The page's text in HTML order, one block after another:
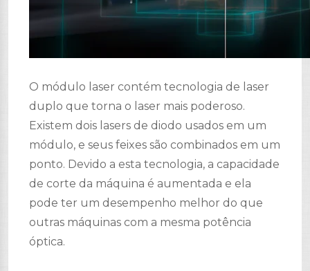
O módulo laser contém tecnologia de laser
duplo que torna o laser mais poderoso.
Existem dois lasers de diodo usados ​​em um
módulo, e seus feixes são combinados em um
ponto. Devido a esta tecnologia, a capacidade
de corte da máquina é aumentada e ela
pode ter um desempenho melhor do que
outras máquinas com a mesma potência
óptica.